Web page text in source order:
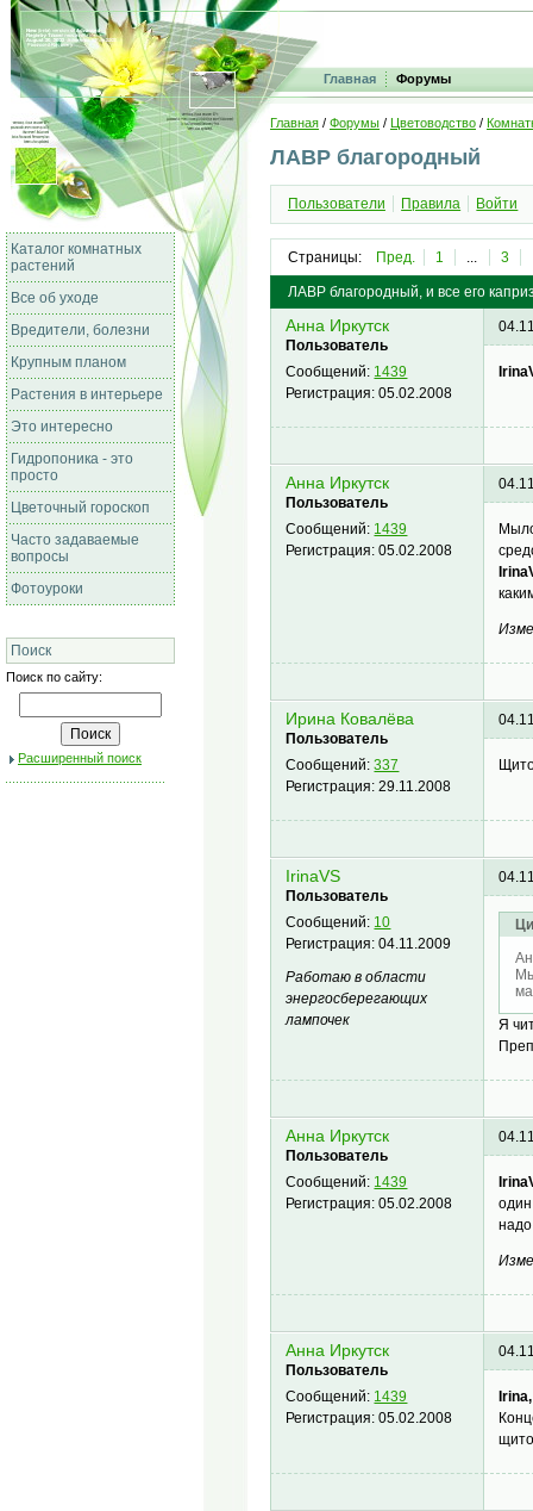
Главная Форумы
Каталог комнатных
растений
Все об уходе
Вредители, болезни
Крупным планом
Растения в интерьере
Это интересно
Гидропоника - это
просто
Цветочный гороскоп
Часто задаваемые
вопросы
Фотоуроки
Поиск
Поиск по сайту:
Расширенный поиск
Главная / Форумы / Цветоводство /
ЛАВР благородный
Пользователи Правила Войти
Страницы: Пред. 1 ... 3
ЛАВР благородный, и все его
Анна Иркутск
Пользователь
Сообщений: 1439
Регистрация:05.02.2008
Анна Иркутск
Пользователь
Сообщений: 1439
Регистрация:05.02.2008
Ирина Ковалёва
Пользователь
Сообщений:337
Регистрация:29.11.2008
IrinaVS
Пользователь
Сообщений: 10
Регистрация:04.11.2009
Работаю в области
энергосберегающих
лампочек
Я
Анна Иркутск
Пользователь
Сообщений: 1439
Регистрация:05.02.2008
Анна Иркутск
Пользователь
Сообщений: 1439
Регистрация:05.02.2008
Irina,